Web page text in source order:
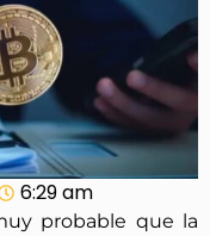
6:29 am
probable que la